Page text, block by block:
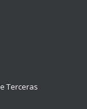
Terceras